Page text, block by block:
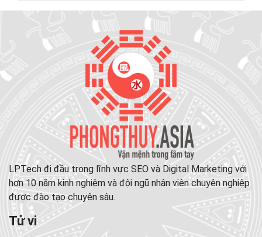
LPTech đi đầu trong lĩnh vực SEO và Digital Marketing với
hơn 10 năm kinh nghiệm và đội ngũ nhân viên chuyên nghiệp
được đào tạo chuyên sâu.
Tử vi